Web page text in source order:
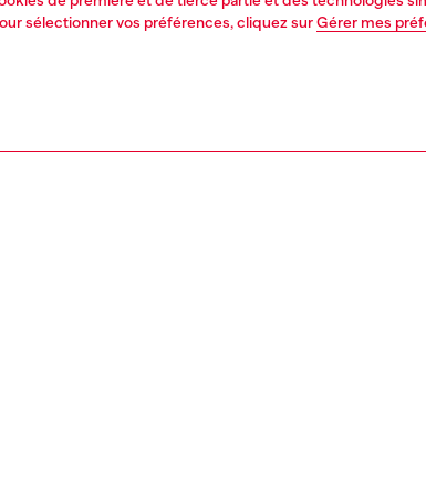
sélectionner vos préférences, cliquez surGérer mes